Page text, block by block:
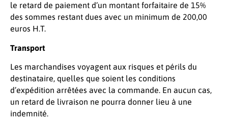
le retard de paiement d’un montant forfaitaire de 15%
des sommes restant dues avec un minimum de 200,00
euros H.T.
Transport
Les marchandises voyagent aux risques et périls du
destinataire, quelles que soient les conditions
d’expédition arrêtées avec la commande. En aucun cas,
un retard de livraison ne pourra donner lieu à une
indemnité.